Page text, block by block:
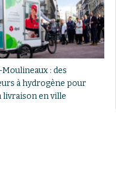
: des
à hydrogène pour
livraison en ville